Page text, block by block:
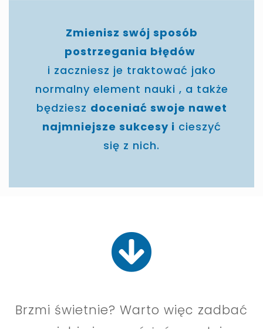
Zmienisz swój sposób
postrzegania błędów
i zaczniesz je traktować jako
normalny element nauki , a także
będziesz doceniać swoje nawet
najmniejsze sukcesy i cieszyć
się z nich.
Brzmi świetnie? Warto więc zadbać